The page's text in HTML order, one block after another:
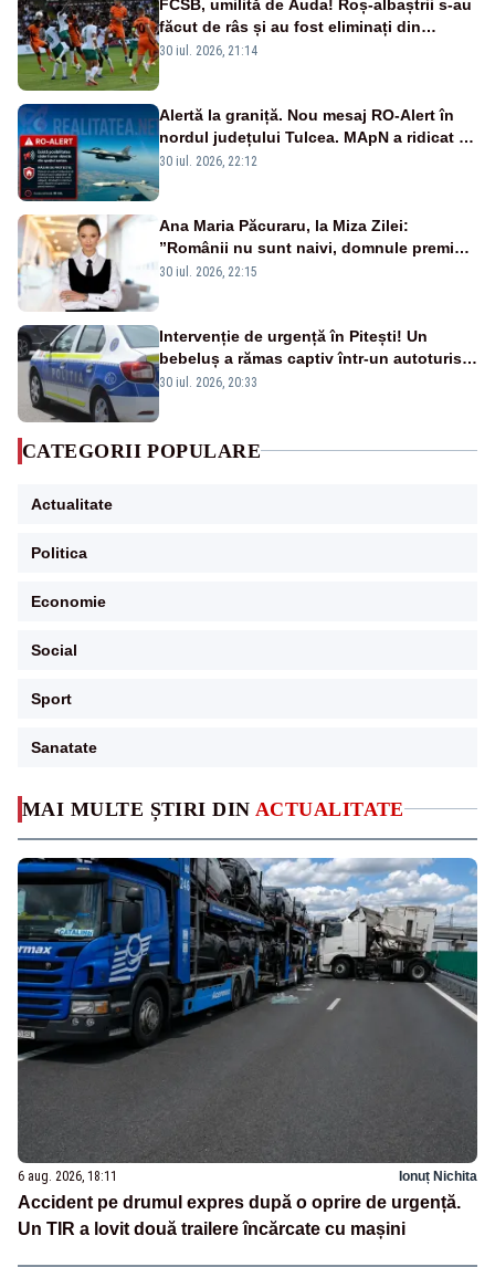
MAI MULTE ȘTIRI DIN ACTUALITATE
6 aug. 2026, 18:11 Ionuț Nichita
Accident pe drumul expres după o oprire de urgență.
Un TIR a lovit două trailere încărcate cu mașini
FCSB, umilită de Auda! Roș-albaștrii s-au
făcut de râs și au fost eliminați din
Conference League
30 iul. 2026, 21:14
Alertă la graniță. Nou mesaj RO-Alert în
nordul județului Tulcea. MApN a ridicat de
la sol două avioane F-16
30 iul. 2026, 22:12
Ana Maria Păcuraru, la Miza Zilei:
”Românii nu sunt naivi, domnule premier
Bolojan”
30 iul. 2026, 22:15
Intervenție de urgență în Pitești! Un
bebeluș a rămas captiv într-un autoturism
din cauza unei defecțiuni
30 iul. 2026, 20:33
CATEGORII POPULARE
Actualitate
Politica
Economie
Social
Sport
Sanatate